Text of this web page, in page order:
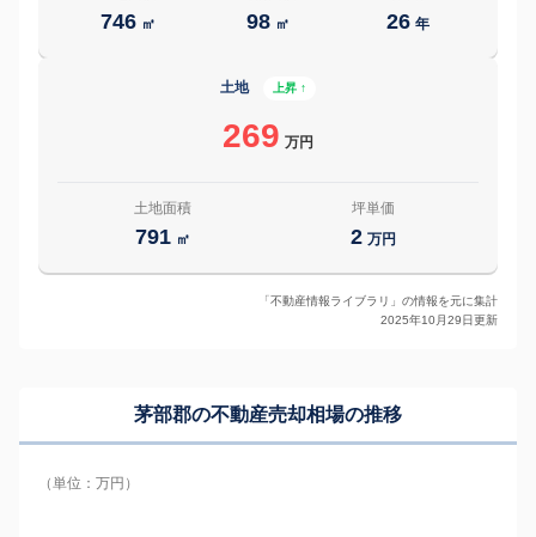
746 ㎡ 98 ㎡ 26 年
土地 上昇 ↑
269 万円
土地面積
791 ㎡
坪単価
2 万円
「不動産情報ライブラリ」の情報を元に集計
2025年10月29日更新
茅部郡の不動産売却相場の推移
（単位：万円）